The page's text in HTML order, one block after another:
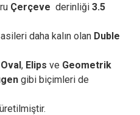
Çerçeve derinliği 3.5
daha kalın olan Duble
Oval, Elips ve Geometrik
gibi biçimleri de